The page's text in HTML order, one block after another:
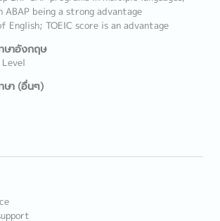
being a strong advantage
English; TOEIC score is an advantage
ษาอังกฤษ
ษา (อื่นๆ)